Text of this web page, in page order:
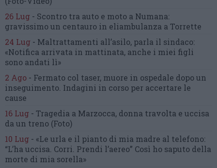
26 Lug - Scontro tra auto e moto a Numana:
gravissimo un centauro in eliambulanza a Torrette
24 Lug - Maltrattamenti all’asilo, parla il sindaco:
«Notifica arrivata in mattinata, anche i miei figli
sono andati lì»
2 Ago - Fermato col taser, muore in ospedale dopo un
inseguimento. Indagini in corso per accertare le
cause
16 Lug - Tragedia a Marzocca, donna travolta e uccisa
da un treno (Foto)
10 Lug - «Le urla e il pianto di mia madre al telefono:
“L’ha uccisa. Corri. Prendi l’aereo” Così ho saputo della
morte di mia sorella»